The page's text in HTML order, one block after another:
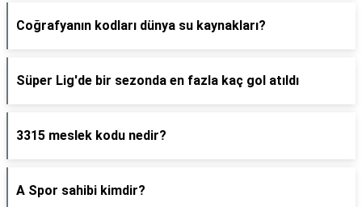
Coğrafyanın kodları dünya su kaynakları?
Süper Lig'de bir sezonda en fazla kaç gol atıldı
3315 meslek kodu nedir?
A Spor sahibi kimdir?